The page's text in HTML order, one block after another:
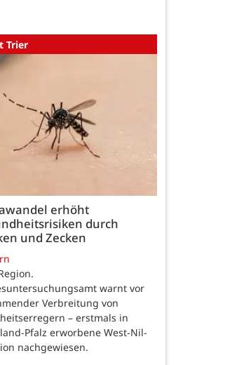
Trier
erhöht
durch
und Zecken
warnt vor
Verbreitung von
– erstmals in
Pfalz erworbene West-Nil-
nachgewiesen.